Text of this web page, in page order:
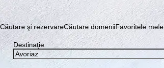
Căutare şi rezervareCăutare domeniiFavoritele mele
Destinaţie